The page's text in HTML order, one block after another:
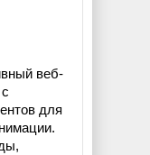
веб-
для